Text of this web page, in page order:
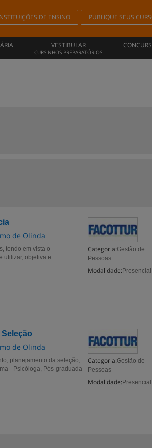
DE ENSINO PUBLIQUE SEUS
VESTIBULAR
CURSINHOS PREPARATÓRIOS
de Olinda
Categoria:Gestão de
Pessoas
Modalidade: Presencial
tendo em vista o
utilizar, objetiva e
de Olinda
Categoria:Gestão de
Pessoas
Modalidade: Presencial
planejamento da seleção,
- Psicóloga, Pós-graduada